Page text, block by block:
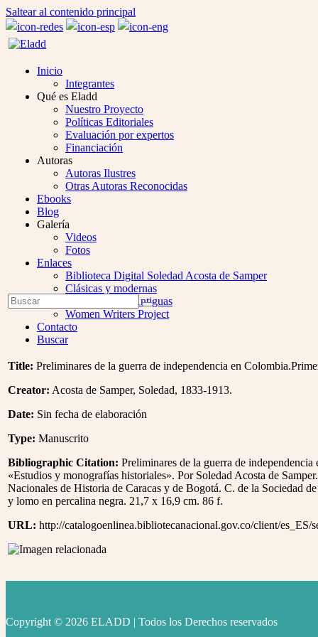
Saltear al contenido principal
Inicio
Integrantes
Qué es Eladd
Nuestro Proyecto
Políticas Editoriales
Evaluación por expertos
Financiación
Autoras
Autoras Ilustres
Otras Autoras Reconocidas
Ebooks
Blog
Galería
Videos
Fotos
Enlaces
Biblioteca Digital Soledad Acosta de Samper
Clásicas y modernas
Colección Las Antiguas
Women Writers Project
Contacto
Buscar
Open
Mobile
Menu
Buscar
Enviar
Title: Preliminares de la guerra de independencia en
Creator: Acosta de Samper, Soledad, 1833-1913.
Date: Sin fecha de elaboración
Type: Manuscrito
Bibliographic Citation: Preliminares de la guerra de
«Estudios y monografías historiales». Por Soledad Acosta de
Nacionales de Historia de Caracas y de Bogotá. C. de la Sociedad
y lomo en percalina negra. 21,7 x 16,9 cm. 86 f.
URL: http://catalogoenlinea.bibliotecanacional.gov.co/client/es_ES/
Copyright © 2026 ELADD | Todos los Derechos reservados